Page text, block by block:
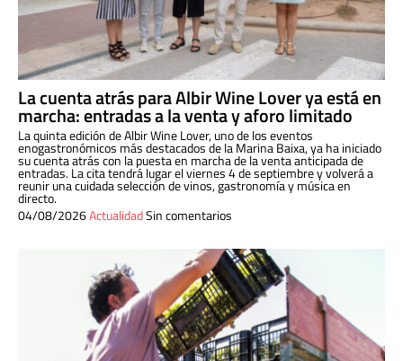
La cuenta atrás para Albir Wine Lover ya está en
marcha: entradas a la venta y aforo limitado
La quinta edición de Albir Wine Lover, uno de los eventos
enogastronómicos más destacados de la Marina Baixa, ya ha iniciado
su cuenta atrás con la puesta en marcha de la venta anticipada de
entradas. La cita tendrá lugar el viernes 4 de septiembre y volverá a
reunir una cuidada selección de vinos, gastronomía y música en
directo.
04/08/2026ActualidadSin comentarios